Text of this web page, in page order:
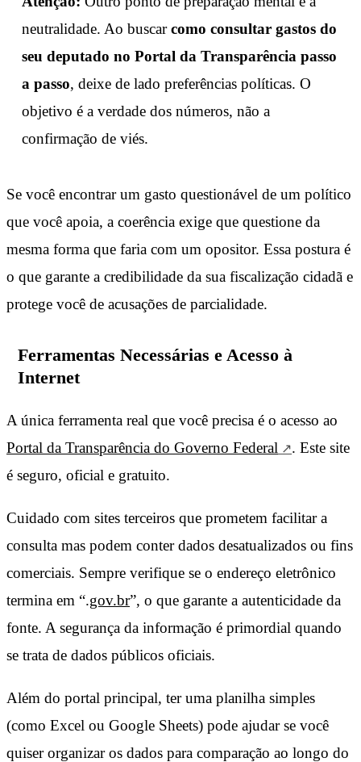
neutralidade. Ao buscarcomo consultar gastos do
seu deputado no Portal da Transparência passo
a passo, deixe de lado preferências políticas. O
objetivo é a verdade dos números, não a
confirmação de viés.
Se você encontrar um gasto questionável de um político
que você apoia, a coerência exige que questione da
mesma forma que faria com um opositor. Essa postura é
o que garante a credibilidade da sua fiscalização cidadã e
protege você de acusações de parcialidade.
Ferramentas Necessárias e Acesso à
Internet
A única ferramenta real que você precisa é o acesso ao
Portal da Transparência do Governo Federal
. Este site
é seguro, oficial e gratuito.
Cuidado com sites terceiros que prometem facilitar a
consulta mas podem conter dados desatualizados ou fins
comerciais. Sempre verifique se o endereço eletrônico
termina em “.gov.br”, o que garante a autenticidade da
fonte. A segurança da informação é primordial quando
se trata de dados públicos oficiais.
Além do portal principal, ter uma planilha simples
(como Excel ou Google Sheets) pode ajudar se você
quiser organizar os dados para comparação ao longo do